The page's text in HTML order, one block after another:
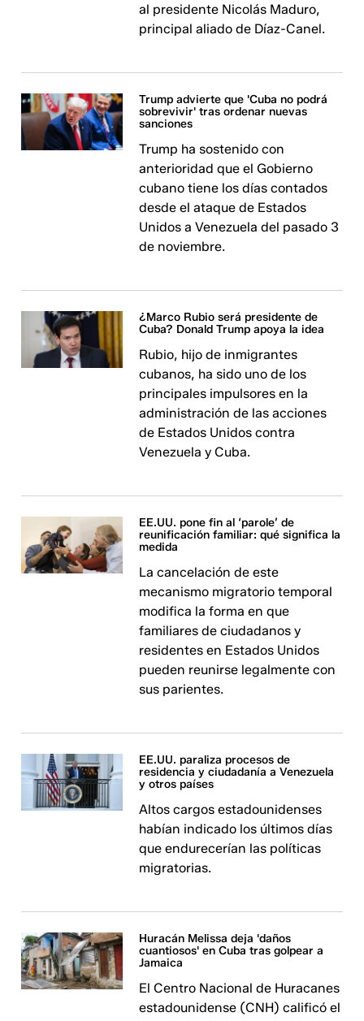
al presidente Nicolás Maduro,
principal aliado de Díaz-Canel.
Trump advierte que 'Cuba no podrá
sobrevivir' tras ordenar nuevas
sanciones
Trump ha sostenido con
anterioridad que el Gobierno
cubano tiene los días contados
desde el ataque de Estados
Unidos a Venezuela del pasado 3
de noviembre.
¿Marco Rubio será presidente de
Cuba? Donald Trump apoya la idea
Rubio, hijo de inmigrantes
cubanos, ha sido uno de los
principales impulsores en la
administración de las acciones
de Estados Unidos contra
Venezuela y Cuba.
EE.UU. pone fin al ‘parole’ de
reunificación familiar: qué significa la
medida
La cancelación de este
mecanismo migratorio temporal
modifica la forma en que
familiares de ciudadanos y
residentes en Estados Unidos
pueden reunirse legalmente con
sus parientes.
EE.UU. paraliza procesos de
residencia y ciudadanía a Venezuela
y otros países
Altos cargos estadounidenses
habían indicado los últimos días
que endurecerían las políticas
migratorias.
Huracán Melissa deja 'daños
cuantiosos' en Cuba tras golpear a
Jamaica
El Centro Nacional de Huracanes
estadounidense (CNH) calificó el